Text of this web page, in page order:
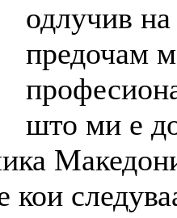
одлучив
предочам
што ми е
кои